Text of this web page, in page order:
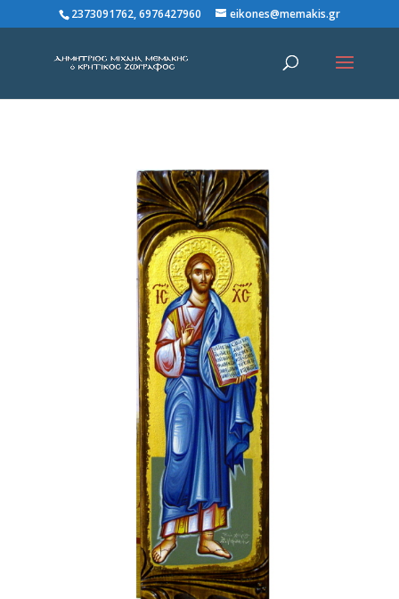
2373091762, 6976427960 eikones@memakis.gr